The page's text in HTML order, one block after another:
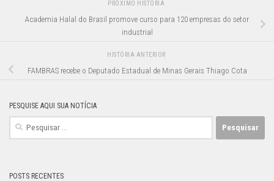
PRÓXIMO HISTÓRIA
Academia Halal do Brasil promove curso para 120 empresas do setor
industrial
HISTÓRIA ANTERIOR
FAMBRAS recebe o Deputado Estadual de Minas Gerais Thiago Cota
PESQUISE AQUI SUA NOTÍCIA
Pesquisar
POSTS RECENTES